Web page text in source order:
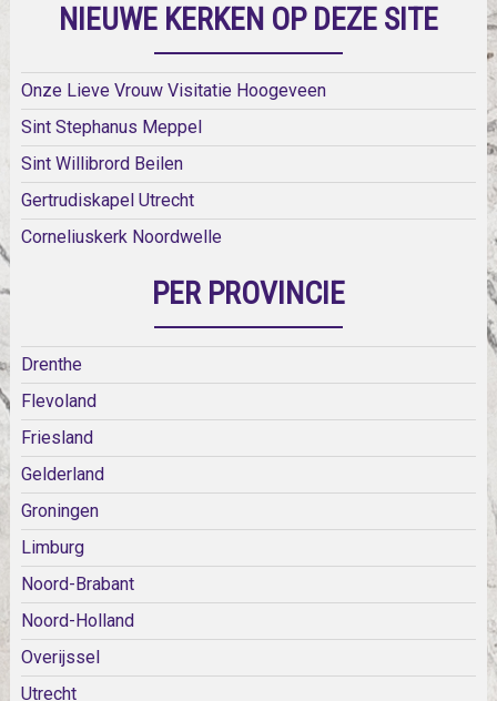
NIEUWE KERKEN OP DEZE SITE
Onze Lieve Vrouw Visitatie Hoogeveen
Sint Stephanus Meppel
Sint Willibrord Beilen
Gertrudiskapel Utrecht
Corneliuskerk Noordwelle
PER PROVINCIE
Drenthe
Flevoland
Friesland
Gelderland
Groningen
Limburg
Noord-Brabant
Noord-Holland
Overijssel
Utrecht